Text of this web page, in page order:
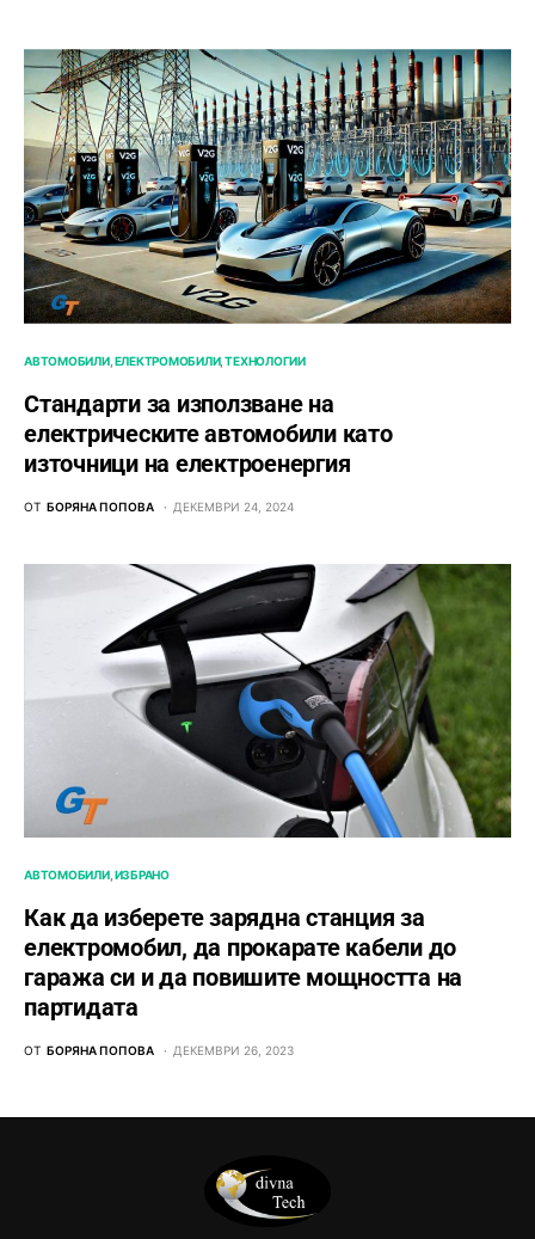
АВТОМОБИЛИ ЕЛЕКТРОМОБИЛИ ТЕХНОЛОГИИ
Стандарти за използване на
електрическите автомобили като
източници на електроенергия
ОТ БОРЯНА ПОПОВА ДЕКЕМВРИ 24, 2024
АВТОМОБИЛИ ИЗБРАНО
Как да изберете зарядна станция за
електромобил, да прокарате кабели до
гаража си и да повишите мощността на
партидата
ОТ БОРЯНА ПОПОВА ДЕКЕМВРИ 26, 2023